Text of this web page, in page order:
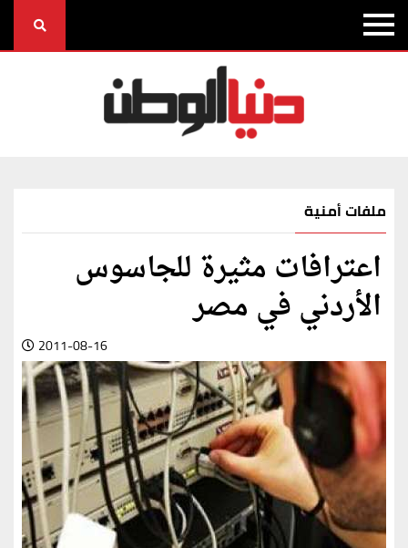
ملفات أمنية
اعترافات مثيرة للجاسوس
الأردني في مصر
2011-08-16